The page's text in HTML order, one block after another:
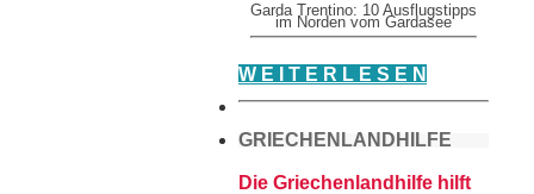
Garda Trentino: 10 Ausflugstipps
im Norden vom Gardasee
W E I T E R L E S E N
GRIECHENLANDHILFE
Die Griechenlandhilfe hilft